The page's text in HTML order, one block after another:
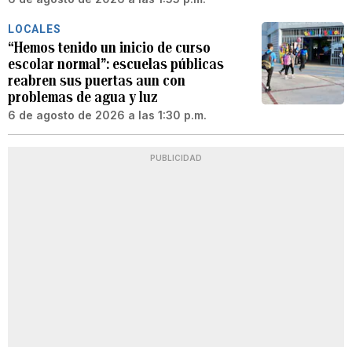
LOCALES
“Hemos tenido un inicio de curso
escolar normal”: escuelas públicas
reabren sus puertas aun con
problemas de agua y luz
6 de agosto de 2026 a las 1:30 p.m.
PUBLICIDAD